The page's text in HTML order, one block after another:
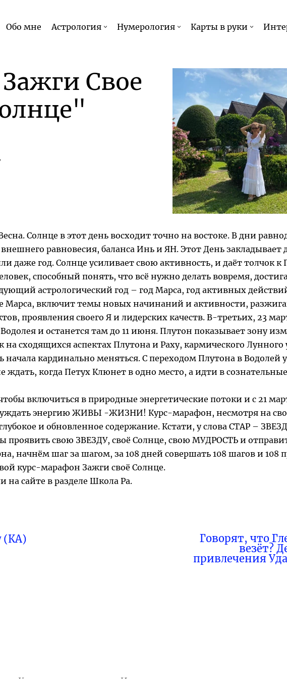
Обо мне Астрология Нумерология Карты в руки
Свое
Солнце в этот день восходит точно на востоке. В дни
равновесия, баланса Инь и ЯН. Этот День закладывает
даже год. Солнце усиливает свою активность, и даёт толчок
способный понять, что всё нужно делать вовремя,
астрологический год – год Марса, год активных
Марса, включит темы новых начинаний и активности,
проявления своего Я и лидерских качеств. В-третьих, 23
и останется там до 11 июня. Плутон показывает зону
сходящихся аспектах Плутона и Раху, кармического Лунного
кардинально меняться. С переходом Плутона в Водолей
когда Петух Клюнет в одно место, а идти в
включиться в природные энергетические потоки и с 21
энергию ЖИВЫ -ЖИЗНИ! Курс-марафон, несмотря на своё
и обновленное содержание. Кстати, у слова СТАР –
проявить свою ЗВЕЗДУ, своё Солнце, свою МУДРОСТЬ и
начнём шаг за шагом, за 108 дней совершать 108 шагов и 108
курс-марафон Зажги своё Солнце.
сайте в разделе Школа Ра.
Говорят, что
везёт?
привлечения